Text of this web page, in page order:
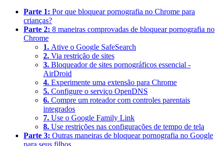
Parte 1: Por que bloquear pornografia no Chrome para
crianças?
Parte 2: 8 maneiras comprovadas de bloquear pornografia no
Chrome
1. Ative o Google SafeSearch
2. Via restrição de sites
3. Bloqueador de sites pornográficos essencial -
AirDroid
4. Experimente uma extensão para Chrome
5. Configure o serviço OpenDNS
6. Compre um roteador com controles parentais
integrados
7. Use o Google Family Link
8. Use restrições nas configurações de tempo de tela
Parte 3: Outras maneiras de bloquear pornografia no Google